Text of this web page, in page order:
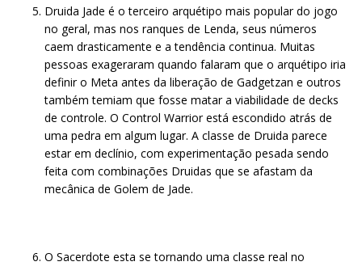
Druida Jade é o terceiro arquétipo mais popular do jogo
no geral, mas nos ranques de Lenda, seus números
caem drasticamente e a tendência continua. Muitas
pessoas exageraram quando falaram que o arquétipo iria
definir o Meta antes da liberação de Gadgetzan e outros
também temiam que fosse matar a viabilidade de decks
de controle. O Control Warrior está escondido atrás de
uma pedra em algum lugar. A classe de Druida parece
estar em declínio, com experimentação pesada sendo
feita com combinações Druidas que se afastam da
mecânica de Golem de Jade.
O Sacerdote esta se tornando uma classe real no